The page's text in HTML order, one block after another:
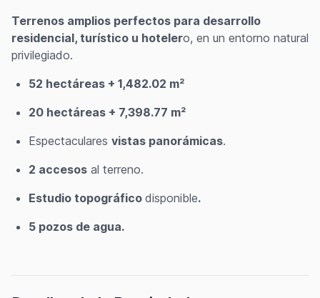
Terrenos amplios perfectos para desarrollo
residencial, turístico u hotelero, en un entorno natural
privilegiado.
52 hectáreas + 1,482.02 m²
20 hectáreas + 7,398.77 m²
Espectaculares vistas panorámicas.
2 accesos al terreno.
Estudio topográfico disponible.
5 pozos de agua.